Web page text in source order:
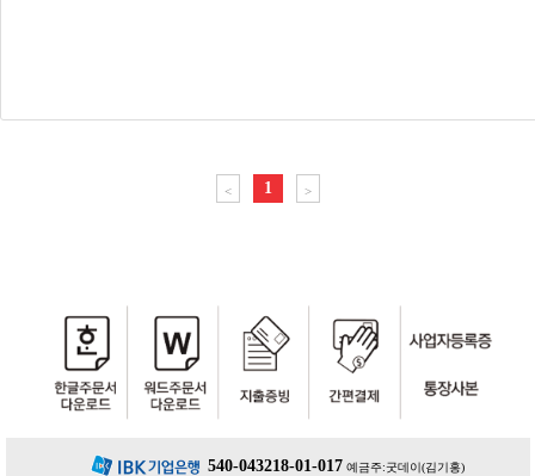
< 1 >
540-043218-01-017 예금주:굿데이(김기홍)